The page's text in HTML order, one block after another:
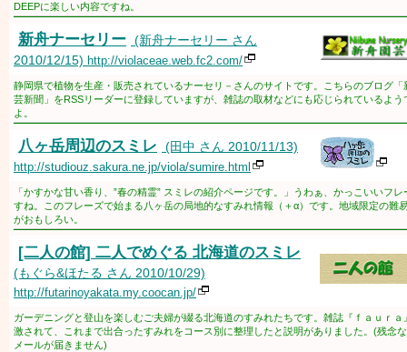
DEEPに楽しい内容ですね。
新舟ナーセリー (新舟ナーセリー さん
2010/12/15) http://violaceae.web.fc2.com/
静岡県で植物を生産・販売されているナーセリ－さんのサイトです。こちらのブログ「
芸新聞」をRSSリーダーに登録していますが、雑誌の取材などにも応じられているよう
よ。
八ヶ岳周辺のスミレ (田中 さん 2010/11/13)
http://studiouz.sakura.ne.jp/viola/sumire.html
「かすかな甘い香り、”春の精霊” スミレの紹介ページです。」うわぁ、かっこいいフレ
すね。このフレーズで始まる八ヶ岳の局地的なすみれ情報（＋α）です。地域限定の難
がおもしろい。
[二人の館] 二人でめぐる 北海道のスミレ
(もぐら&ほたる さん 2010/10/29)
http://futarinoyakata.my.coocan.jp/
ガーデニングと登山を楽しむご夫婦が綴る北海道のすみれたちです。雑誌『ｆａｕｒａ
激されて、これまで出合ったすみれをコース別に整理したと説明がありました。(残念
メールが届きません)